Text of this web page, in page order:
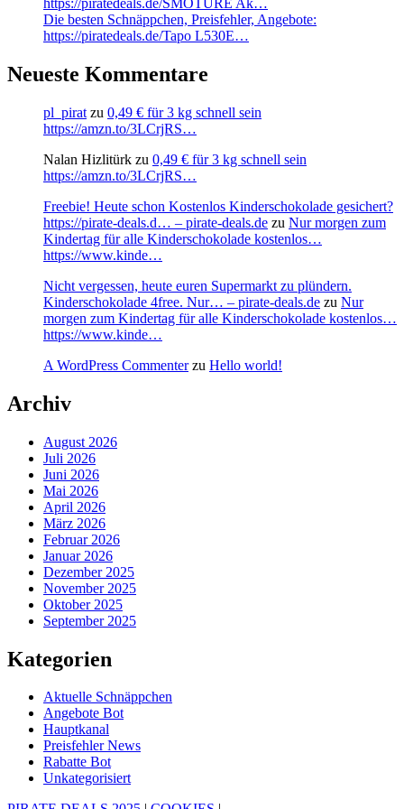
https://piratedeals.de/SMOTURE Ak…
Die besten Schnäppchen, Preisfehler, Angebote:
https://piratedeals.de/Tapo L530E…
Neueste Kommentare
pl_pirat zu 0,49 € für 3 kg schnell sein
https://amzn.to/3LCrjRS…
Nalan Hizlitürk zu 0,49 € für 3 kg schnell sein
https://amzn.to/3LCrjRS…
Freebie! Heute schon Kostenlos Kinderschokolade gesichert?
https://pirate-deals.d… – pirate-deals.de zu Nur morgen zum
Kindertag für alle Kinderschokolade kostenlos…
https://www.kinde…
Nicht vergessen, heute euren Supermarkt zu plündern.
Kinderschokolade 4free. Nur… – pirate-deals.de zu Nur
morgen zum Kindertag für alle Kinderschokolade kostenlos…
https://www.kinde…
A WordPress Commenterzu Hello world!
Archiv
August 2026
Juli 2026
Juni 2026
Mai 2026
April 2026
März 2026
Februar 2026
Januar 2026
Dezember 2025
November 2025
Oktober 2025
September 2025
Kategorien
Aktuelle Schnäppchen
Angebote Bot
Hauptkanal
Preisfehler News
Rabatte Bot
Unkategorisiert